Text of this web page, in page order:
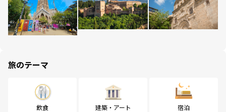
旅のテーマ
飲食 建築・アート 宿泊